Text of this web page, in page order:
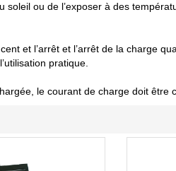
ou de l’exposer à des
et l’arrêt et l’arrêt de la charge
pratique.
le courant de charge doit être